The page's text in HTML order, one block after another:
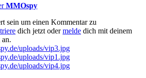
MMOspy
sein um einen Kommentar zu
dich jetzt odermelde dich mit deinem